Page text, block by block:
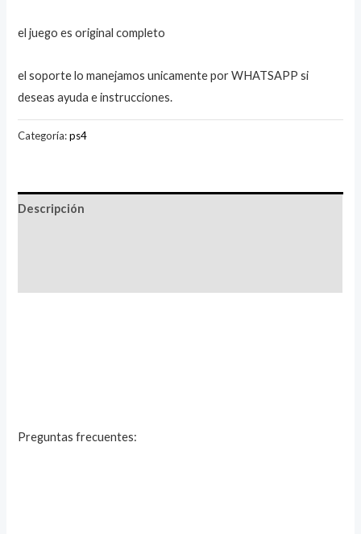
el juego es original completo
el soporte lo manejamos unicamente por WHATSAPP si
deseas ayuda e instrucciones.
Categoría:ps4
Descripción
Preguntas frecuentes: